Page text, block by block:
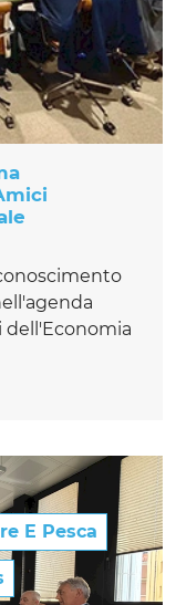
dell'Economia
E Pesca